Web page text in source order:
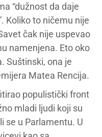
“dužnost da daje
Koliko to ničemu nije
čak nije uspevao
namenjena. Eto oko
Suštinski, ona je
Matea Rencija.
populistički front
mladi ljudi koji su
se u Parlamentu. U